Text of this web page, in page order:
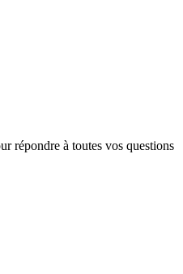
répondre à toutes vos questions